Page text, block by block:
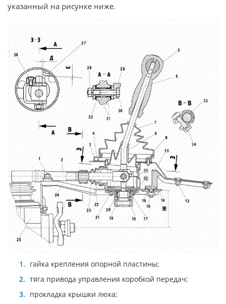
указанный на рисунке ниже.
гайка крепления опорной пластины;
тяга привода управления коробкой передач;
прокладка крышки люка;